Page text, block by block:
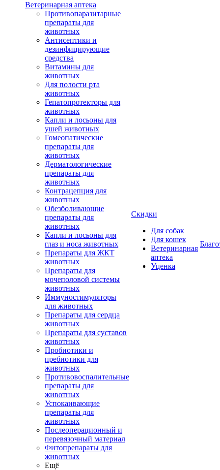
Ветеринарная аптека
Противопаразитарные
препараты для
животных
Антисептики и
дезинфицирующие
средства
Витамины для
животных
Для полости рта
животных
Гепатопротекторы для
животных
Капли и лосьоны для
ушей животных
Гомеопатические
препараты для
животных
Дерматологические
препараты для
животных
Контрацепция для
животных
Обезболивающие
препараты для
животных
Капли и лосьоны для
глаз и носа животных
Препараты для ЖКТ
животных
Препараты для
мочеполовой системы
животных
Иммуностимуляторы
для животных
Препараты для сердца
животных
Препараты для суставов
животных
Пробиотики и
пребиотики для
животных
Противовоспалительные
препараты для
животных
Успокаивающие
препараты для
животных
Послеоперационный и
перевязочный материал
Фитопрепараты для
животных
Ещё
Скидки
Для собак
Для кошек
Ветеринарная
аптека
Уценка